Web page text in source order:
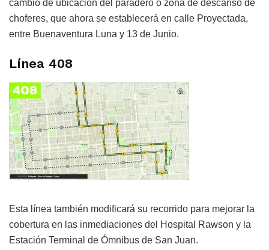
cambio de ubicación del paradero o zona de descanso de
choferes, que ahora se establecerá en calle Proyectada,
entre Buenaventura Luna y 13 de Junio.
Línea 408
Esta línea también modificará su recorrido para mejorar la
cobertura en las inmediaciones del Hospital Rawson y la
Estación Terminal de Ómnibus de San Juan.